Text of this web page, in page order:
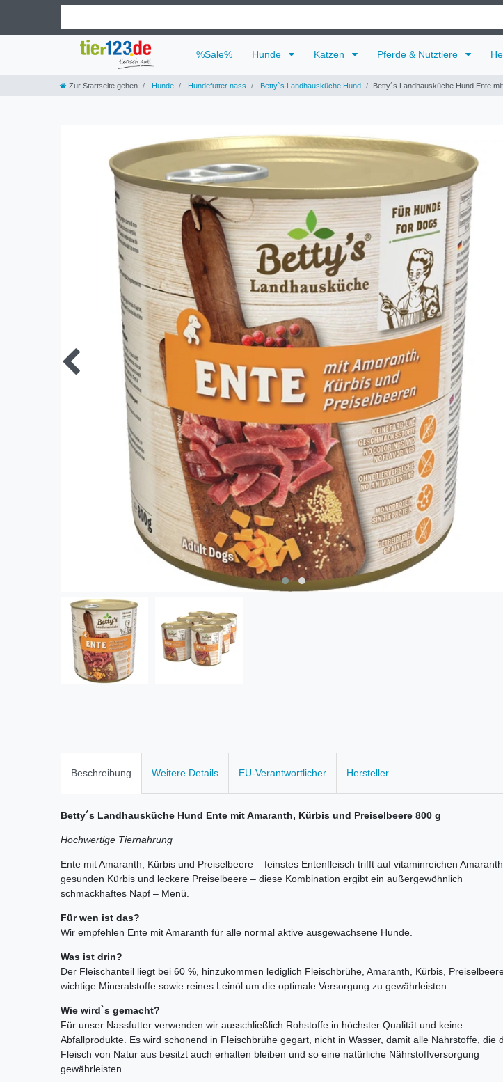
%Sale% Hunde Katzen Pferde & Nutztiere
Zur Startseite gehen Hunde Hundefutter nass Betty`s Landhausküche Hund Betty´s Landhausküche Hund Ente
Beschreibung Weitere Details EU-Verantwortlicher Hersteller
Betty´s Landhausküche Hund Ente mit Amaranth, Kürbis und Preiselbeere 800 g
Hochwertige Tiernahrung
Ente mit Amaranth, Kürbis und Preiselbeere – feinstes Entenfleisch trifft auf vitaminreichen
gesunden Kürbis und leckere Preiselbeere – diese Kombination ergibt ein außergewöhnlich
schmackhaftes Napf – Menü.
Für wen ist das?
Wir empfehlen Ente mit Amaranth für alle normal aktive ausgewachsene Hunde.
Was ist drin?
Der Fleischanteil liegt bei 60 %, hinzukommen lediglich Fleischbrühe, Amaranth, Kürbis,
wichtige Mineralstoffe sowie reines Leinöl um die optimale Versorgung zu gewährleisten.
Wie wird`s gemacht?
Für unser Nassfutter verwenden wir ausschließlich Rohstoffe in höchster Qualität und keine
Abfallprodukte. Es wird schonend in Fleischbrühe gegart, nicht in Wasser, damit alle Nährstoffe, die
Fleisch von Natur aus besitzt auch erhalten bleiben und so eine natürliche Nährstoffversorgung
gewährleisten.